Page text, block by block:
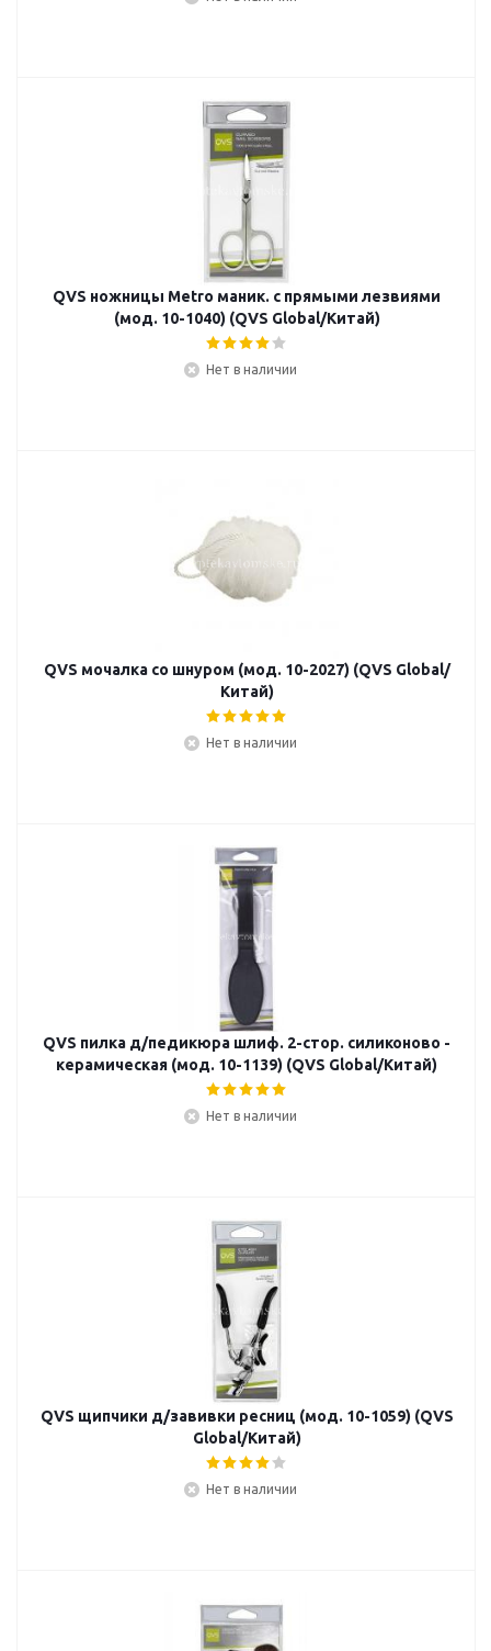
QVS ножницы Metro маник. с прямыми лезвиями
(мод. 10-1040) (QVS Global/Китай)
Нет в наличии
QVS мочалка со шнуром (мод. 10-2027) (QVS Global/
Китай)
Нет в наличии
QVS пилка д/педикюра шлиф. 2-стор. силиконово -
керамическая (мод. 10-1139) (QVS Global/Китай)
Нет в наличии
QVS щипчики д/завивки ресниц (мод. 10-1059) (QVS
Global/Китай)
Нет в наличии